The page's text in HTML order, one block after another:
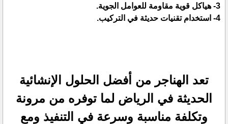
3- هياكل قوية مقاومة للعوامل الجوية.
4- استخدام تقنيات حديثة في التركيب.
تعد الهناجر من أفضل الحلول الإنشائية
الحديثة في الرياض لما توفره من مرونة
وتكلفة مناسبة وسرعة في التنفيذ ومع